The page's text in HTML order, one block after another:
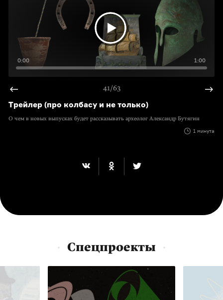
0:00 1:00
41/63
Трейлер (про колбасу и не только)
О чем в новых выпусках будет рассказывать археолог Александр Бутягин
1 минута
Спецпроекты